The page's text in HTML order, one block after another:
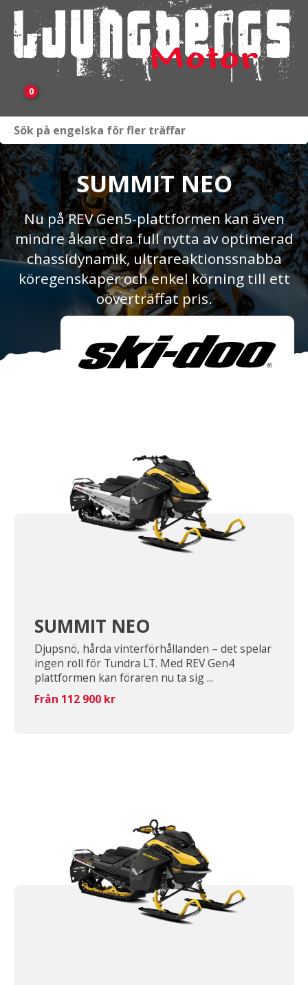
0
Fordon i lager
Verkstad
KAMPANJ
BRP
Släpvagnar & Skylift
Om oss
SUMMIT NEO
Nu på REV Gen5-plattformen kan även
mindre åkare dra full nytta av optimerad
chassidynamik, ultrareaktionssnabba
köregenskaper och enkel körning till ett
oöverträffat pris.
SUMMIT NEO
Djupsnö, hårda vinterförhållanden – det spelar
ingen roll för Tundra LT. Med REV Gen4
plattformen kan föraren nu ta sig ...
Från 112 900 kr